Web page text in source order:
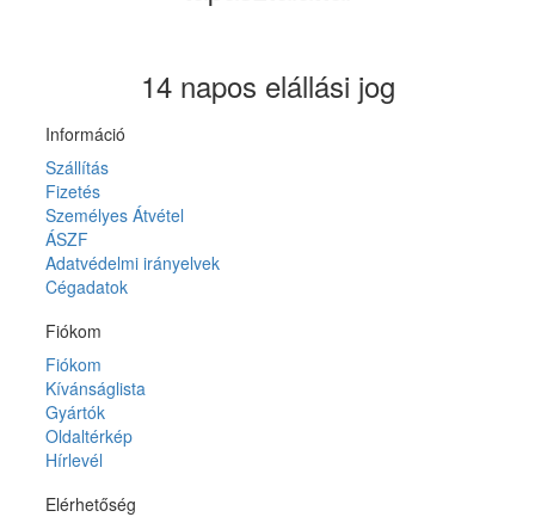
14 napos elállási jog
Információ
Szállítás
Fizetés
Személyes Átvétel
ÁSZF
Adatvédelmi irányelvek
Cégadatok
Fiókom
Fiókom
Kívánságlista
Gyártók
Oldaltérkép
Hírlevél
Elérhetőség